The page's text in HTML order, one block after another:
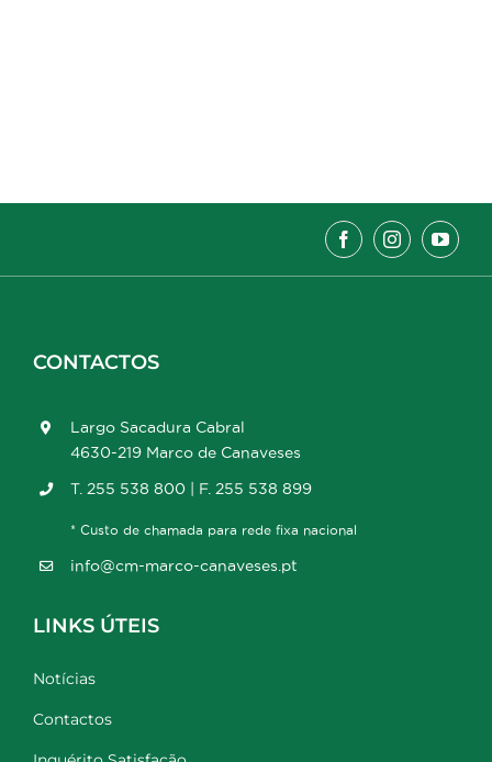
CONTACTOS
Largo Sacadura Cabral
4630-219 Marco de Canaveses
T. 255 538 800 | F. 255 538 899
* Custo de chamada para rede fixa nacional
info@cm-marco-canaveses.pt
LINKS ÚTEIS
Notícias
Contactos